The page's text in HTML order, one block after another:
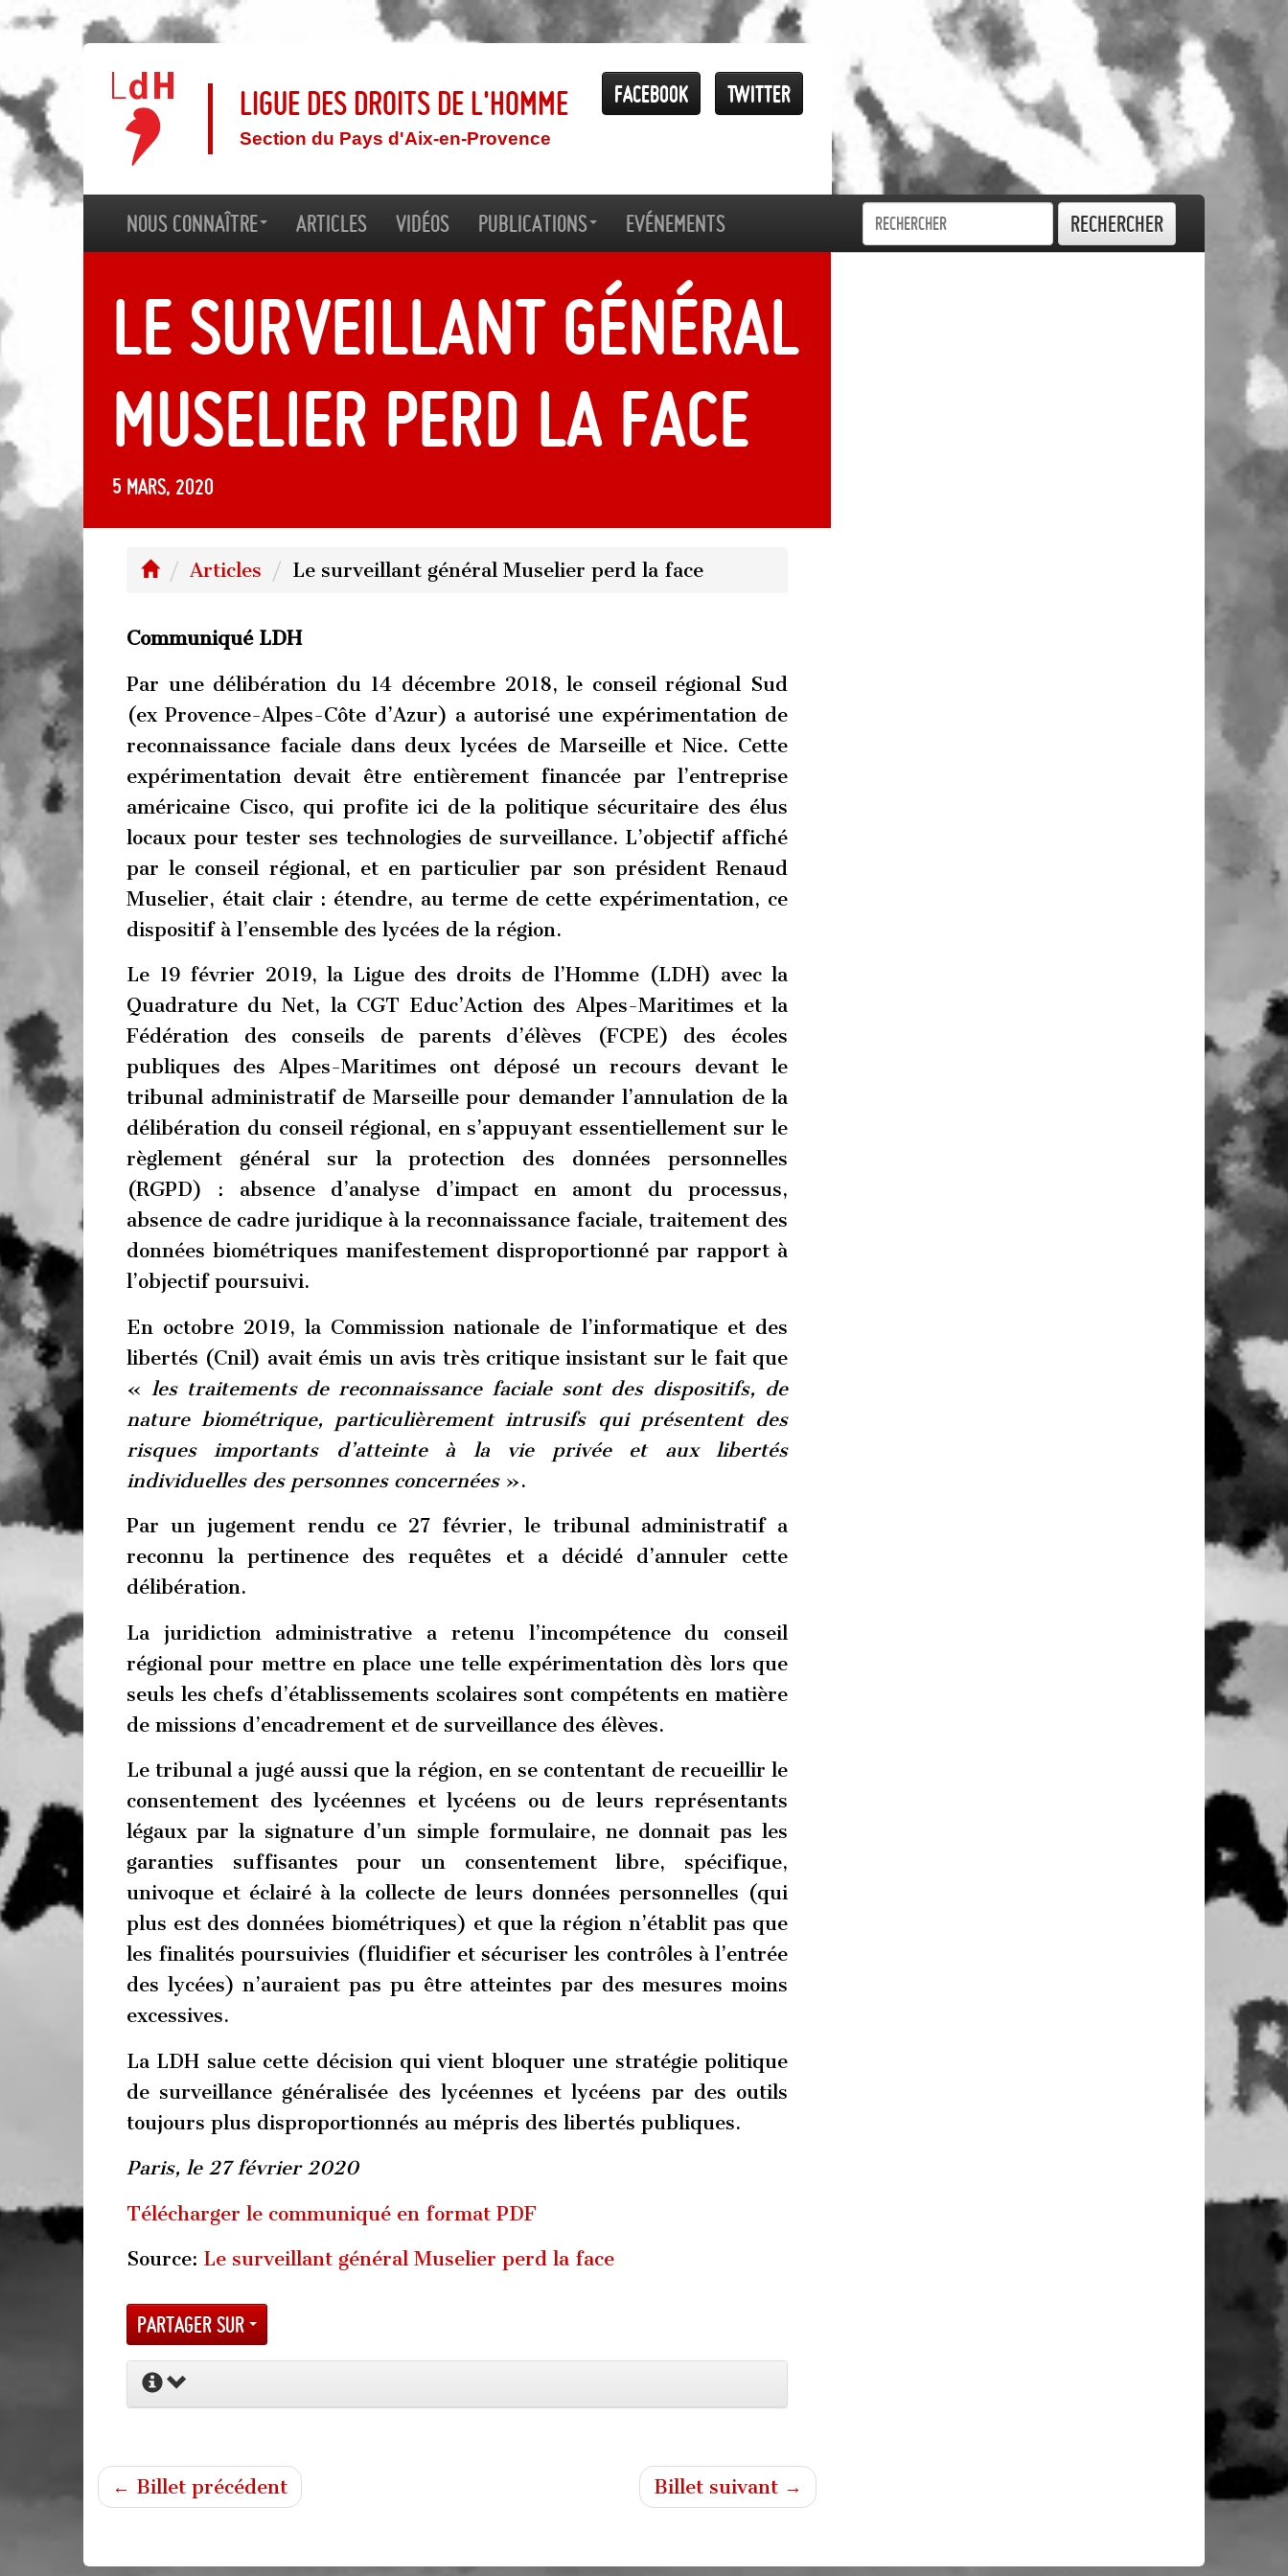
Twitter
Facebook
Ligue des droits de l'Homme
Section du Pays d'Aix-en-Provence
Nous connaître Articles Vidéos Publications Evénements Rechercher
Le surveillant général
Muselier perd la face
5 mars, 2020
Articles Le surveillant général Muselier perd la face
Communiqué LDH
Par une délibération du 14 décembre 2018, le conseil régional Sud
(ex Provence-Alpes-Côte d’Azur) a autorisé une expérimentation de
reconnaissance faciale dans deux lycées de Marseille et Nice. Cette
expérimentation devait être entièrement financée par l’entreprise
américaine Cisco, qui profite ici de la politique sécuritaire des élus
locaux pour tester ses technologies de surveillance. L’objectif affiché
par le conseil régional, et en particulier par son président Renaud
Muselier, était clair : étendre, au terme de cette expérimentation, ce
dispositif à l’ensemble des lycées de la région.
Le 19 février 2019, la Ligue des droits de l’Homme (LDH) avec la
Quadrature du Net, la CGT Educ’Action des Alpes-Maritimes et la
Fédération des conseils de parents d’élèves (FCPE) des écoles
publiques des Alpes-Maritimes ont déposé un recours devant le
tribunal administratif de Marseille pour demander l’annulation de la
délibération du conseil régional, en s’appuyant essentiellement sur le
règlement général sur la protection des données personnelles
(RGPD) : absence d’analyse d’impact en amont du processus,
absence de cadre juridique à la reconnaissance faciale, traitement des
données biométriques manifestement disproportionné par rapport à
l’objectif poursuivi.
En octobre 2019, la Commission nationale de l’informatique et des
libertés (Cnil) avait émis un avis très critique insistant sur le fait que
« les traitements de reconnaissance faciale sont des dispositifs, de
nature biométrique, particulièrement intrusifs qui présentent des
risques importants d’atteinte à la vie privée et aux libertés
individuelles des personnes concernées».
Par un jugement rendu ce 27 février, le tribunal administratif a
reconnu la pertinence des requêtes et a décidé d’annuler cette
délibération.
La juridiction administrative a retenu l’incompétence du conseil
régional pour mettre en place une telle expérimentation dès lors que
seuls les chefs d’établissements scolaires sont compétents en matière
de missions d’encadrement et de surveillance des élèves.
Le tribunal a jugé aussi que la région, en se contentant de recueillir le
consentement des lycéennes et lycéens ou de leurs représentants
légaux par la signature d’un simple formulaire, ne donnait pas les
garanties suffisantes pour un consentement libre, spécifique,
univoque et éclairé à la collecte de leurs données personnelles (qui
plus est des données biométriques) et que la région n’établit pas que
les finalités poursuivies (fluidifier et sécuriser les contrôles à l’entrée
des lycées) n’auraient pas pu être atteintes par des mesures moins
excessives.
La LDH salue cette décision qui vient bloquer une stratégie politique
de surveillance généralisée des lycéennes et lycéens par des outils
toujours plus disproportionnés au mépris des libertés publiques.
Paris, le 27 février 2020
Télécharger le communiqué en format PDF
Source: Le surveillant général Muselier perd la face
Partager sur
← Billet précédent Billet suivant →